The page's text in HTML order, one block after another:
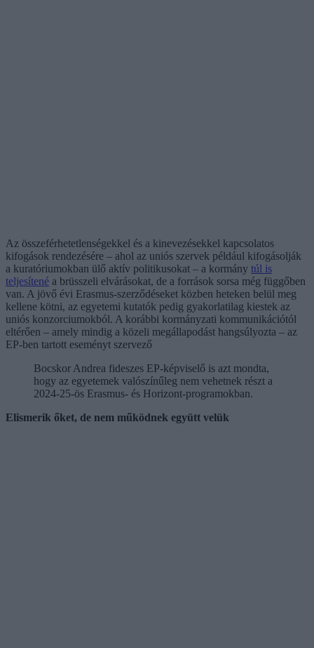
Az összeférhetetlenségekkel és a kinevezésekkel kapcsolatos
kifogások rendezésére – ahol az uniós szervek például kifogásolják
a kuratóriumokban ülő aktív politikusokat – a kormány túl is
teljesítené a brüsszeli elvárásokat, de a források sorsa még függőben
van. A jövő évi Erasmus-szerződéseket közben heteken belül meg
kellene kötni, az egyetemi kutatók pedig gyakorlatilag kiestek az
uniós konzorciumokból. A korábbi kormányzati kommunikációtól
eltérően – amely mindig a közeli megállapodást hangsúlyozta – az
EP-ben tartott eseményt szervező
Bocskor Andrea fideszes EP-képviselő is azt mondta,
hogy az egyetemek valószínűleg nem vehetnek részt a
2024-25-ös Erasmus- és Horizont-programokban.
Elismerik őket, de nem működnek együtt velük